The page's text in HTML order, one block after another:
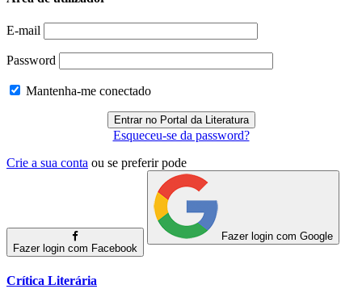
E-mail
Password
Mantenha-me conectado
Esqueceu-se da password?
Crie a sua conta ou se preferir pode
Fazer login com Facebook
Fazer login com Google
Crítica Literária